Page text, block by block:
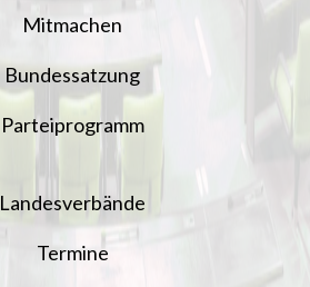
Mitmachen
Bundessatzung
Parteiprogramm
Landesverbände
Termine